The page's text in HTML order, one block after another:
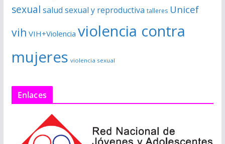
sexual salud sexual y reproductiva talleres Unicef
vih VIH+Violencia violencia contra
mujeres violencia sexual
Enlaces